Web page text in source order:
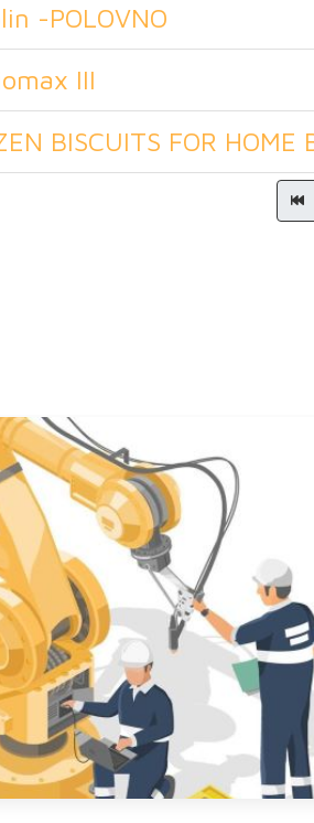
-POLOVNO
III
BISCUITS FOR HOME